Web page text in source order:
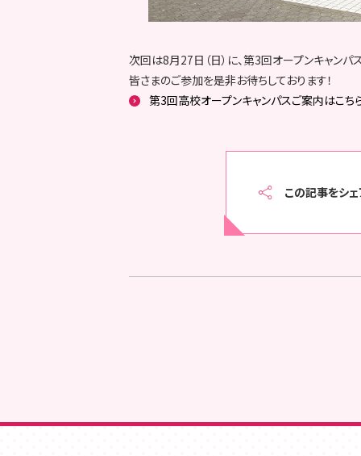
次回は8月27日（日）に、第3回オープンキャンパ
皆さまのご参加を是非お待ちしております！
第3回高校オープンキャンパスご案内はこち
この記事をシ